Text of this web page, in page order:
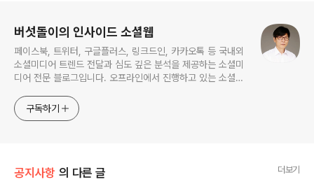
버섯돌이의 인사이드 소셜웹
페이스북, 트위터, 구글플러스, 링크드인, 카카오톡 등 국내외
소셜미디어 트렌드 전달과 심도 깊은 분석을 제공하는 소셜미
디어 전문 블로그입니다. 오프라인에서 진행하고 있는 소셜미
구독하기
공지사항 의 다른 글 더보기